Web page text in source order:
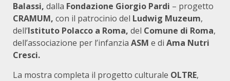
Balassi, dalla Fondazione Giorgio Pardi – progetto
CRAMUM, con il patrocinio del Ludwig Muzeum,
dell’Istituto Polacco a Roma, del Comune di Roma,
dell’associazione per l’infanzia ASM e di Ama Nutri
Cresci.
La mostra completa il progetto culturale OLTRE,